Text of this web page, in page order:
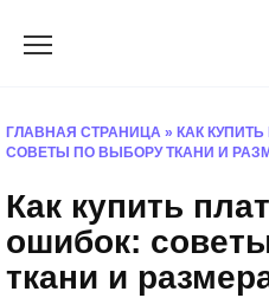
ГЛАВНАЯ СТРАНИЦА » КАК
СОВЕТЫ ПО ВЫБОРУ ТКАНИ И
Как купить
ошибок:
ткани и